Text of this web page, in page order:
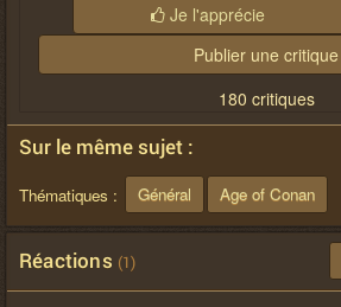
Je l'apprécie
Publier une critique
180 critiques
Sur le même sujet :
Thématiques : Général Age of Conan
Réactions (1)